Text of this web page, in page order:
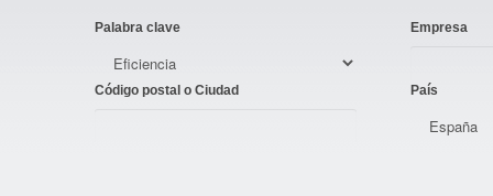
Palabra clave Empresa
Código postal o Ciudad País